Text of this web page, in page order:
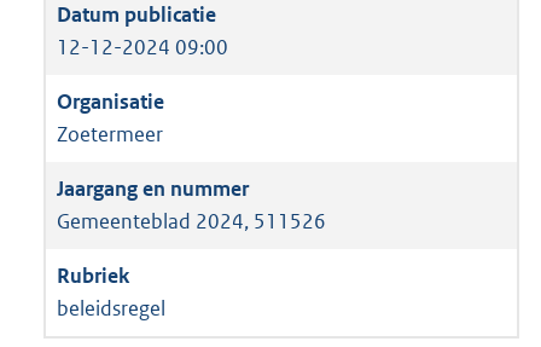
12-12-2024 09:00
Zoetermeer
Gemeenteblad 2024, 511526
beleidsregel